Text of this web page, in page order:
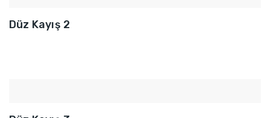
Düz Kayış 2